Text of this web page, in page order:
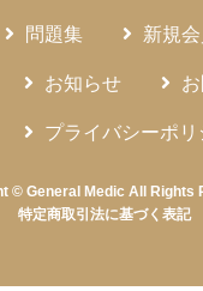
問題集 新規
お知らせ
プライバシーポリ
© General Medic All Rights
特定商取引法に基づく表記